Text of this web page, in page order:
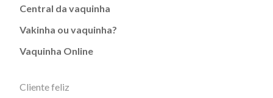
Central da vaquinha
Vakinha ou vaquinha?
Vaquinha Online
Cliente feliz